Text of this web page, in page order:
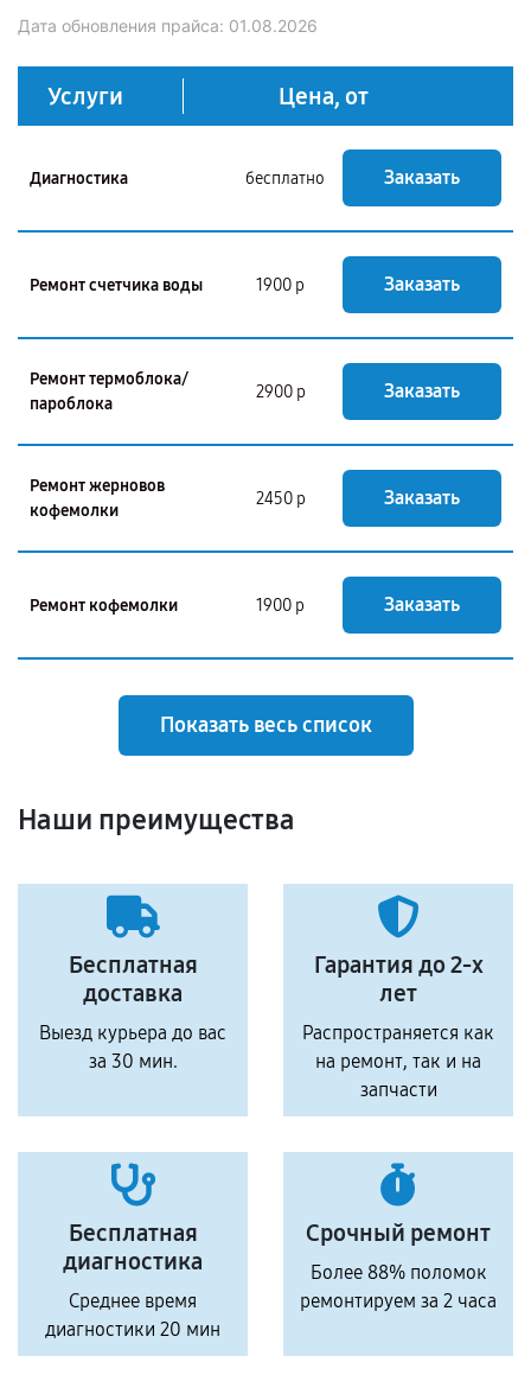
Дата обновления прайса: 01.08.2026
Услуги Цена, от
Диагностика бесплатно Заказать
Ремонт счетчика воды 1900 р Заказать
Ремонт термоблока/
пароблока
2900 р Заказать
Ремонт жерновов
кофемолки
2450 р Заказать
Ремонт кофемолки 1900 р Заказать
Показать весь список
Наши преимущества
Бесплатная
доставка
Выезд курьера до вас
за 30 мин.
Гарантия до 2-х
лет
Распространяется как
на ремонт, так и на
запчасти
Бесплатная
диагностика
Среднее время
диагностики 20 мин
Срочный ремонт
Более 88% поломок
ремонтируем за 2 часа